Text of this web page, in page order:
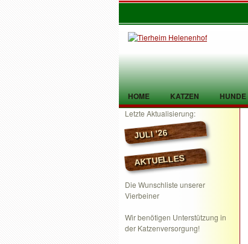
HOME KATZEN HUNDE
TIER GEFUNDEN KONTAKT
Letzte Aktualisierung:
JULI ’26
AKTUELLES
Die Wunschliste unserer
Vierbeiner
Wir benötigen Unterstützung in
der Katzenversorgung!